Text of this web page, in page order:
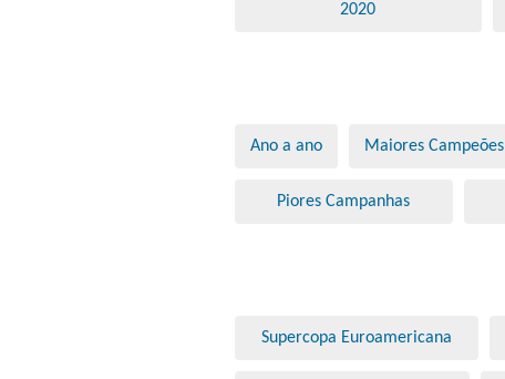
2020
Ano a ano Maiores Campeões
Piores Campanhas
Supercopa Euroamericana